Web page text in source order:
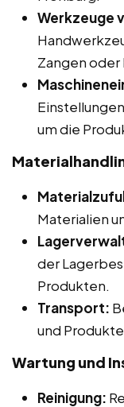
Werkzeuge
Zangen oder
um die
Materialien
der
Produkten.
Transport:
und
Wartung und
Reinigung: